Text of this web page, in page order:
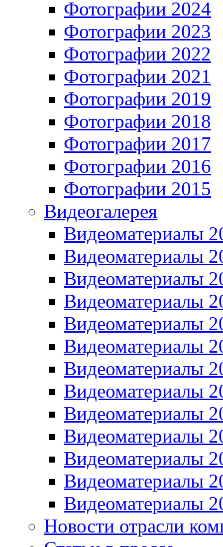
Фотографии 2024
Фотографии 2023
Фотографии 2022
Фотографии 2021
Фотографии 2019
Фотографии 2018
Фотографии 2017
Фотографии 2016
Фотографии 2015
Видеогалерея
Видеоматериалы
Видеоматериалы
Видеоматериалы
Видеоматериалы
Видеоматериалы
Видеоматериалы
Видеоматериалы
Видеоматериалы
Видеоматериалы
Видеоматериалы
Видеоматериалы
Видеоматериалы
Видеоматериалы
Новости отрасли